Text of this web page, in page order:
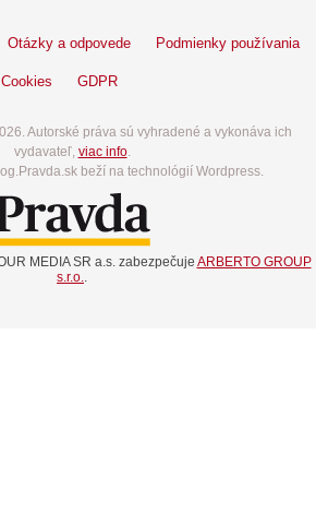
Otázky a odpovede Podmienky používania
Cookies GDPR
Autorské práva sú vyhradené a vykonáva ich
vydavateľ, viac info.
beží na technológií Wordpress.
MEDIA SR a.s. zabezpečuje ARBERTO GROUP
s.r.o..